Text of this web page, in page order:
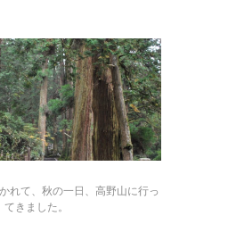
れて、秋の一日、高野山に行っ
てきました。